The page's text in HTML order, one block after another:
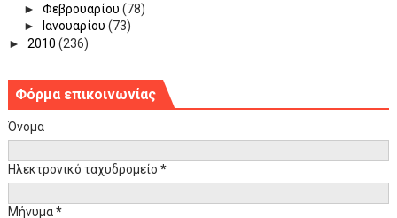
► Φεβρουαρίου (78)
►
Ιανουαρίου (73)
► 2010 (236)
Φόρμα επικοινωνίας
Όνομα
Ηλεκτρονικό ταχυδρομείο *
Μήνυμα*